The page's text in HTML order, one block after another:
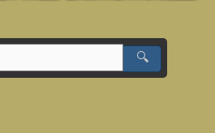
🔍